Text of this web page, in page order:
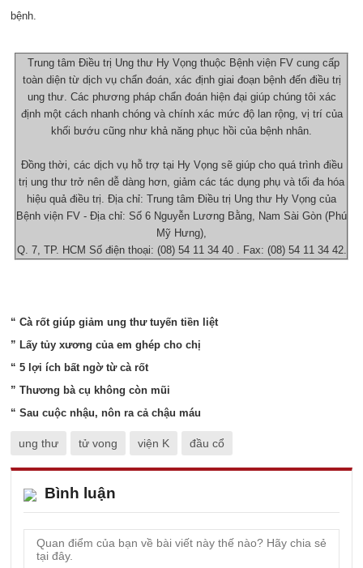
bệnh.
Trung tâm Điều trị Ung thư Hy Vọng thuộc Bệnh viện FV cung cấp
toàn diện từ dịch vụ chẩn đoán, xác định giai đoạn bệnh đến điều trị
ung thư. Các phương pháp chẩn đoán hiện đại giúp chúng tôi xác
định một cách nhanh chóng và chính xác mức độ lan rộng, vị trí của
khối bướu cũng như khả năng phục hồi của bệnh nhân.
Đồng thời, các dịch vụ hỗ trợ tại Hy Vọng sẽ giúp cho quá trình điều
trị ung thư trở nên dễ dàng hơn, giảm các tác dụng phụ và tối đa hóa
hiệu quả điều trị. Địa chỉ: Trung tâm Điều trị Ung thư Hy Vọng của
Bệnh viện FV - Địa chỉ: Số 6 Nguyễn Lương Bằng, Nam Sài Gòn (Phú
Mỹ Hưng),
Q. 7, TP. HCM Số điện thoại: (08) 54 11 34 40 . Fax: (08) 54 11 34 42.
“ Cà rốt giúp giảm ung thư tuyến tiền liệt
” Lấy tủy xương của em ghép cho chị
“ 5 lợi ích bất ngờ từ cà rốt
” Thương bà cụ không còn mũi
“ Sau cuộc nhậu, nôn ra cả chậu máu
ung thư tử vong viện K đầu cổ
Bình luận